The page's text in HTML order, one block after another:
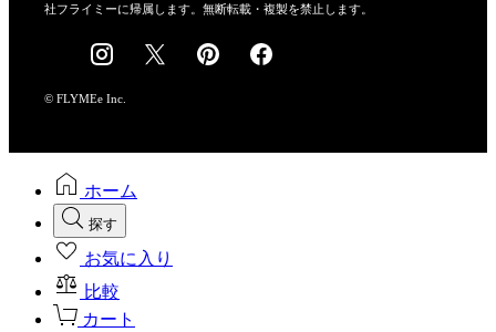
採用情報
社フライミーに帰属します。無断転載・複製を禁止します。
© FLYMEe Inc.
ホーム
探す
お気に入り
比較
カート